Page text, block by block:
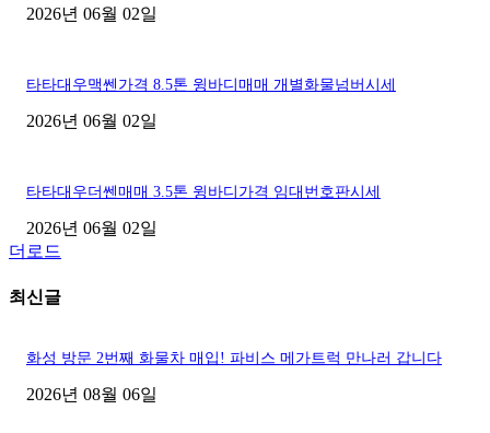
2026년 06월 02일
타타대우맥쎈가격 8.5톤 윙바디매매 개별화물넘버시세
2026년 06월 02일
타타대우더쎈매매 3.5톤 윙바디가격 임대번호판시세
2026년 06월 02일
더로드
최신글
화성 방문 2번째 화물차 매입! 파비스 메가트럭 만나러 갑니다
2026년 08월 06일